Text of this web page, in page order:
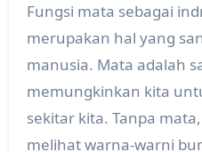
Fungsi mata sebagai
merupakan hal yang
manusia. Mata adalah
memungkinkan kita
sekitar kita. Tanpa
melihat warna-warni